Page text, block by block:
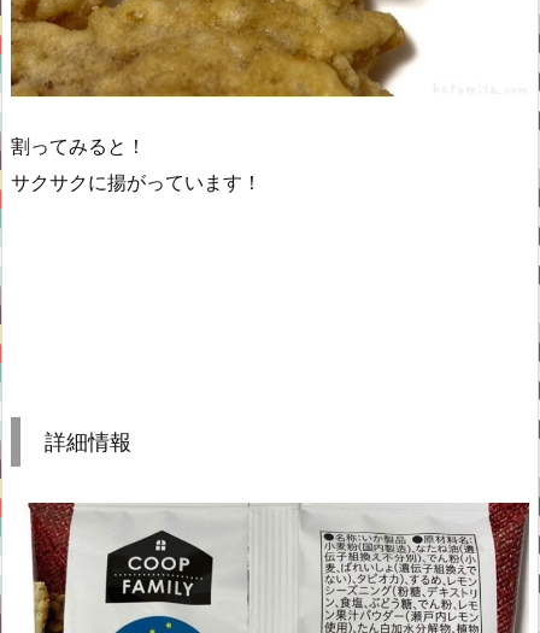
割ってみると！
サクサクに揚がっています！
詳細情報